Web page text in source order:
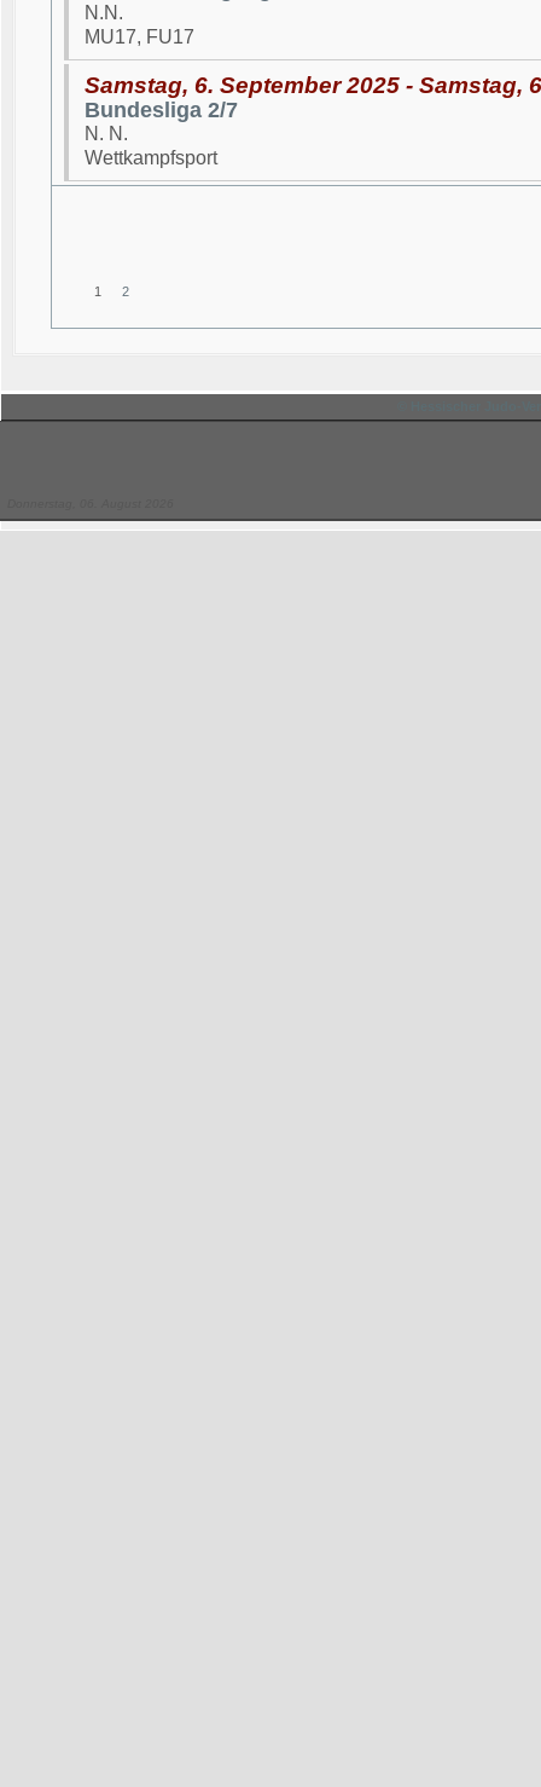
N.N.
MU17, FU17
Samstag, 6. September 2025 - Samstag,
Bundesliga 2/7
N. N.
Wettkampfsport
1 2